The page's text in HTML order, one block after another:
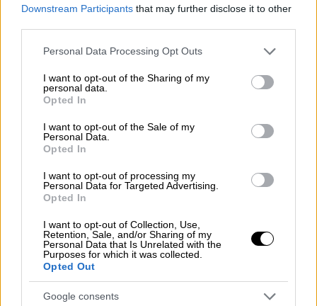
Downstream Participants that may further disclose it to other
Please note that this website/app uses one or more Google
not limited to your visit or usage behaviour. You may click to
grant or deny consent to Google and its third-party tags to
use your data for below specified purposes in below Google
consent section.
Personal Data Processing Opt Outs
I want to opt-out of the Sharing of my
personal data.
Opted In
I want to opt-out of the Sale of my
Personal Data.
Opted In
I want to opt-out of processing my
Personal Data for Targeted Advertising.
Opted In
I want to opt-out of Collection, Use,
Retention, Sale, and/or Sharing of my
Personal Data that Is Unrelated with the
Purposes for which it was collected.
Opted Out
Google consents
Το μεγάλο ταξίδι των Ελλήνων από τη
ΜαριούπολητηςΟυκρανίας έχει ξεκινήσει.
Εξήντα τέσσερα αυτοκίνητα, το ένα πίσω
κατευθύνονταιπρος τη Ρουμανία
για να
φτάσουν στη χώρα μας και να μην
κινδυνέψουν από τα πυρά του
πολέμου.
Τα πλάνα που μεταδίδει
Σωτήρης Δανέζης μέσα από τα αυτοκίνητα
είναι συγκλονιστικά. Γύρω ξεχωρίζει το
έρημο τοπίο, ό,τι έχει απομείνει όρθιο από
τον πόλεμο.